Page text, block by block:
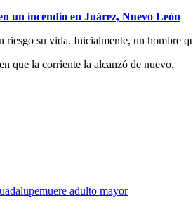
un incendio en Juárez, Nuevo León
su vida. Inicialmente, un hombre
que la corriente la alcanzó de nuevo.
muere adulto mayor